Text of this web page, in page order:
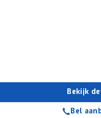
Bekijk
Bel